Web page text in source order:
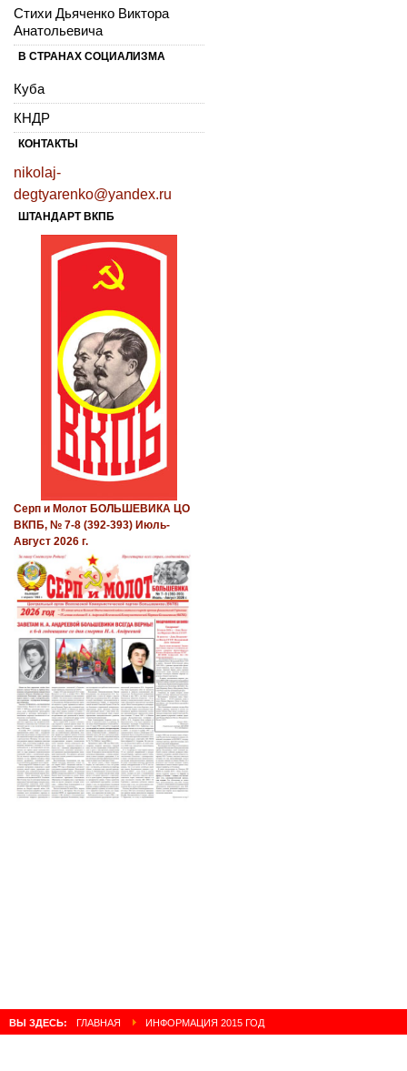
Стихи Дьяченко Виктора
Анатольевича
В СТРАНАХ СОЦИАЛИЗМА
Куба
КНДР
КОНТАКТЫ
nikolaj-
degtyarenko@yandex.ru
ШТАНДАРТ ВКПБ
Серп и Молот БОЛЬШЕВИКА ЦО
ВКПБ, № 7-8 (392-393) Июль-
Август 2026 г.
ВЫ ЗДЕСЬ: ГЛАВНАЯ ИНФОРМАЦИЯ 2015 ГОД